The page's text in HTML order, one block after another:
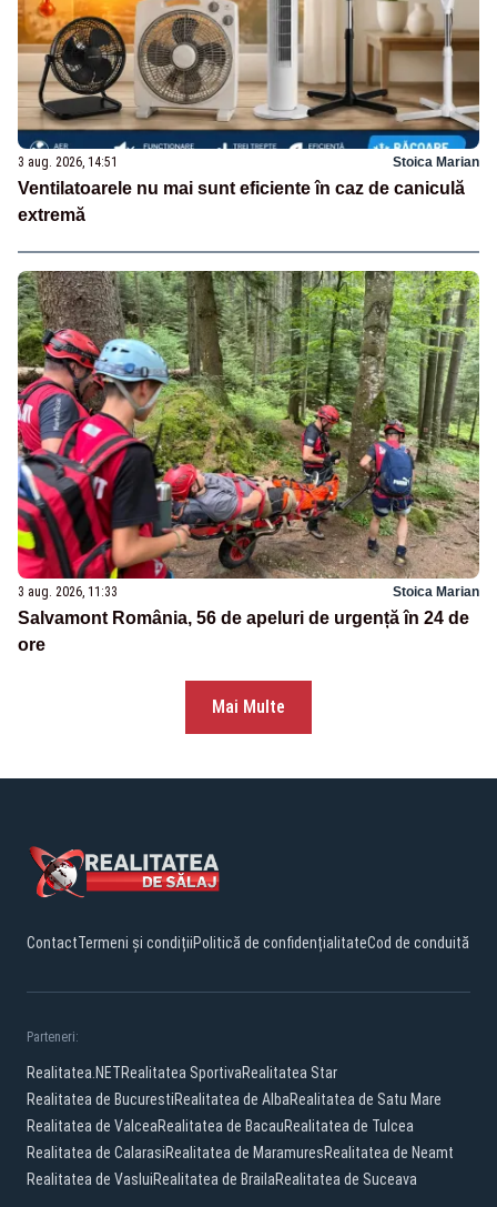
3 aug. 2026, 14:51 Stoica Marian
Ventilatoarele nu mai sunt eficiente în caz de caniculă
extremă
3 aug. 2026, 11:33 Stoica Marian
Salvamont România, 56 de apeluri de urgență în 24 de
ore
Mai Multe
ContactTermeni și condițiiPolitică de confidențialitateCod de conduită
Parteneri:
Realitatea.NETRealitatea SportivaRealitatea Star
Realitatea de BucurestiRealitatea de AlbaRealitatea de Satu Mare
Realitatea de ValceaRealitatea de BacauRealitatea de Tulcea
Realitatea de CalarasiRealitatea de MaramuresRealitatea de Neamt
Realitatea de VasluiRealitatea de BrailaRealitatea de Suceava